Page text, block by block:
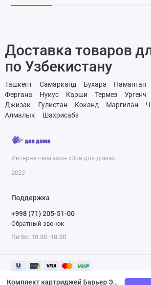
Комплект картриджей Барьер ЭКСПЕРТ Комплекс
Доставка товаров
по Узбекистану
Ташкент Самарканд Бухара Наманган
Фергана
Нукус Карши Термез Ургенч
Джизак
Гулистан Коканд Маргилан
Алмалык
Шахрисабз
Интернет-магазин «Всё для дома»
2023
Поддержка
+998 (71) 205-51-00
Обратный звонок
Пн-Вс: 10.00 -18.00